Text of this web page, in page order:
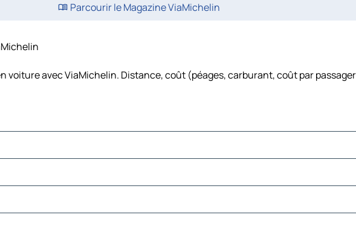
Parcourir le Magazine ViaMichelin
avec ViaMichelin. Distance, coût (péages, carburant, coût par